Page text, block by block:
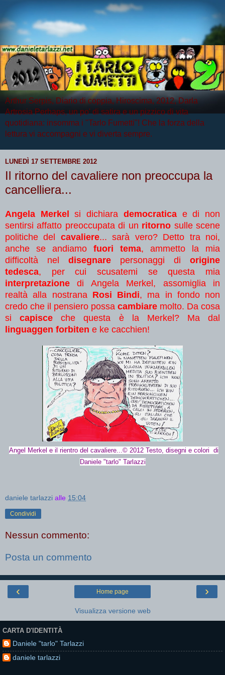
Arthur Serpis, Diario di coppia, Hiroscima, 2012, Darla
Artrosia Perhaps, un po' di satira e un pizzico di vita
quotidiana: insomma i "Tarlo Fumetti"! Che la forza della
lettura vi accompagni e vi diverta sempre.
LUNEDÌ 17 SETTEMBRE 2012
Il ritorno del cavaliere non preoccupa la
cancelliera...
Angela Merkel si dichiara democraticae di non
sentirsi affatto preoccupata di un ritorno sulle scene
politiche del cavaliere... sarà vero? Detto tra noi,
anche se andiamo fuori tema, ammetto la mia
difficoltà nel disegnare personaggi di origine
tedesca, per cui scusatemi se questa mia
interpretazione di Angela Merkel, assomiglia in
realtà alla nostranaRosi Bindi, ma in fondo non
credo che il pensiero possa cambiare molto. Da cosa
sicapisce che questa è la Merkel? Ma dal
linguaggen forbiten e ke cacchien!
Angel Merkel e il rientro del cavaliere...© 2012 Testo, disegni e colori di
Daniele "tarlo" Tarlazzi
daniele tarlazzi alle 15:04
Condividi
Nessun commento:
Posta un commento
‹ ›
Home page
Visualizza versione web
CARTA D'IDENTITÀ
Daniele "tarlo" Tarlazzi
daniele tarlazzi